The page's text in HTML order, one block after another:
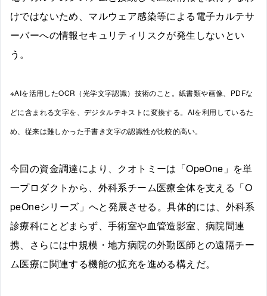
けではないため、マルウェア感染等による電子カルテサ
ーバーへの情報セキュリティリスクが発生しないとい
う。
※AIを活用したOCR（光学文字認識）技術のこと。紙書類や画像、PDFな
どに含まれる文字を、デジタルテキストに変換する。AIを利用しているた
め、従来は難しかった手書き文字の認識性が比較的高い。
今回の資金調達により、クオトミーは「OpeOne」を単
一プロダクトから、外科系チーム医療全体を支える「O
peOneシリーズ」へと発展させる。具体的には、外科系
診療科にとどまらず、手術室や血管造影室、病院間連
携、さらには中規模・地方病院の外勤医師との遠隔チー
ム医療に関連する機能の拡充を進める構えだ。